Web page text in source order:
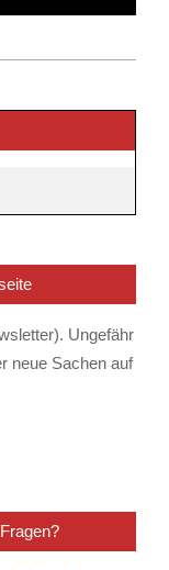
Ungefähr
neue Sachen auf